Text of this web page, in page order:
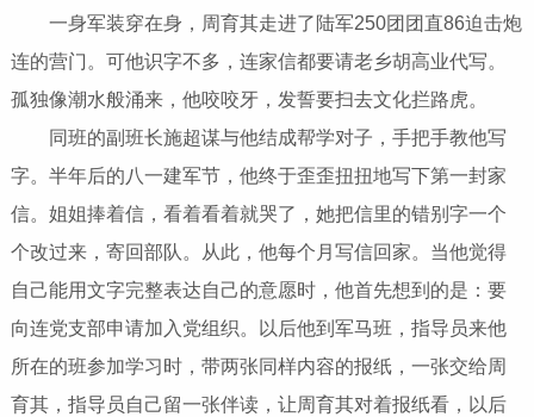
一身军装穿在身，周育其走进了陆军250团团直86迫击炮
连的营门。可他识字不多，连家信都要请老乡胡高业代写。
孤独像潮水般涌来，他咬咬牙，发誓要扫去文化拦路虎。
同班的副班长施超谋与他结成帮学对子，手把手教他写
字。半年后的八一建军节，他终于歪歪扭扭地写下第一封家
信。姐姐捧着信，看着看着就哭了，她把信里的错别字一个
个改过来，寄回部队。从此，他每个月写信回家。当他觉得
自己能用文字完整表达自己的意愿时，他首先想到的是：要
向连党支部申请加入党组织。以后他到军马班，指导员来他
所在的班参加学习时，带两张同样内容的报纸，一张交给周
育其，指导员自己留一张伴读，让周育其对着报纸看，以后